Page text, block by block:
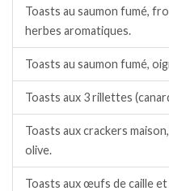
Toasts au saumon fumé,
herbes aromatiques.
Toasts au saumon fumé,
Toasts aux 3 rillettes
Toasts aux crackers
olive.
Toasts aux œufs de caille